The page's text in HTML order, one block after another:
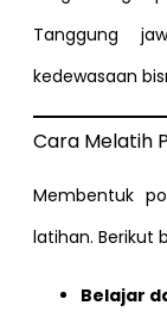
Tanggung
kedewasaan
Cara Melatih
Membentuk
latihan. Berikut
Belajar